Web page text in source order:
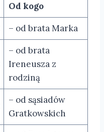
Od kogo
– od brata Marka
– od brata
Ireneusza z
rodziną
– od sąsiadów
Gratkowskich